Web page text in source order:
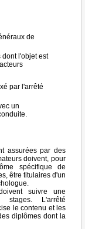
de
l'objet est
par l'arrêté
un
assurées par des
doivent, pour
spécifique de
être titulaires d'un
suivre une
stages. L'arrêté
le contenu et les
diplômes dont la